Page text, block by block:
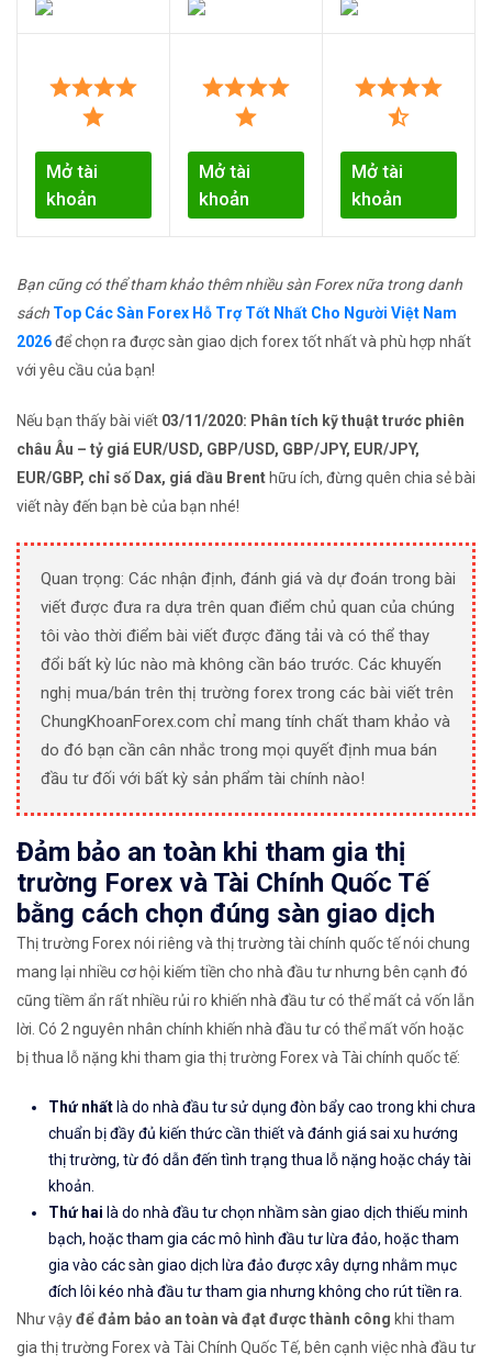
Mở tài
khoản
Mở tài
khoản
Mở tài
khoản
Bạn cũng có thể tham khảo thêm nhiều sàn Forex nữa trong danh
sách Top Các Sàn Forex Hỗ Trợ Tốt Nhất Cho Người Việt Nam
2026để chọn ra được sàn giao dịch forex tốt nhất và phù hợp nhất
với yêu cầu của bạn!
Nếu bạn thấy bài viết 03/11/2020: Phân tích kỹ thuật trước phiên
châu Âu – tỷ giá EUR/USD, GBP/USD, GBP/JPY, EUR/JPY,
EUR/GBP, chỉ số Dax, giá dầu Brent hữu ích, đừng quên chia sẻ bài
viết này đến bạn bè của bạn nhé!
Quan trọng: Các nhận định, đánh giá và dự đoán trong bài
viết được đưa ra dựa trên quan điểm chủ quan của chúng
tôi vào thời điểm bài viết được đăng tải và có thể thay
đổi bất kỳ lúc nào mà không cần báo trước. Các khuyến
nghị mua/bán trên thị trường forex trong các bài viết trên
ChungKhoanForex.com chỉ mang tính chất tham khảo và
do đó bạn cần cân nhắc trong mọi quyết định mua bán
đầu tư đối với bất kỳ sản phẩm tài chính nào!
Đảm bảo an toàn khi tham gia thị
trường Forex và Tài Chính Quốc Tế
bằng cách chọn đúng sàn giao dịch
Thị trường Forex nói riêng và thị trường tài chính quốc tế nói chung
mang lại nhiều cơ hội kiếm tiền cho nhà đầu tư nhưng bên cạnh đó
cũng tiềm ẩn rất nhiều rủi ro khiến nhà đầu tư có thể mất cả vốn lẫn
lời. Có 2 nguyên nhân chính khiến nhà đầu tư có thể mất vốn hoặc
bị thua lỗ nặng khi tham gia thị trường Forex và Tài chính quốc tế:
Thứ nhất là do nhà đầu tư sử dụng đòn bẩy cao trong khi chưa
chuẩn bị đầy đủ kiến thức cần thiết và đánh giá sai xu hướng
thị trường, từ đó dẫn đến tình trạng thua lỗ nặng hoặc cháy tài
khoản.
Thứ hai là do nhà đầu tư chọn nhầm sàn giao dịch thiếu minh
bạch, hoặc tham gia các mô hình đầu tư lừa đảo, hoặc tham
gia vào các sàn giao dịch lừa đảo được xây dựng nhằm mục
đích lôi kéo nhà đầu tư tham gia nhưng không cho rút tiền ra.
Như vậyđể đảm bảo an toàn và đạt được thành công khi tham
gia thị trường Forex và Tài Chính Quốc Tế, bên cạnh việc nhà đầu tư